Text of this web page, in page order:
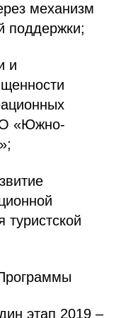
механизм
поддержки;
и
«Южно-
туристской
этап 2019 –